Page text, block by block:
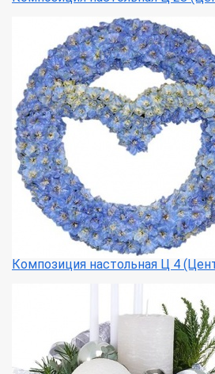
Композиция настольная Ц 4